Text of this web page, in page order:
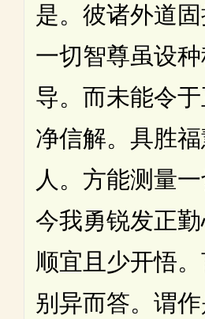
是。彼诸外道固
一切智尊虽设
导。而未能令
净信解。具胜
人。方能测量一
今我勇锐发正
顺宜且少开悟
别异而答。谓